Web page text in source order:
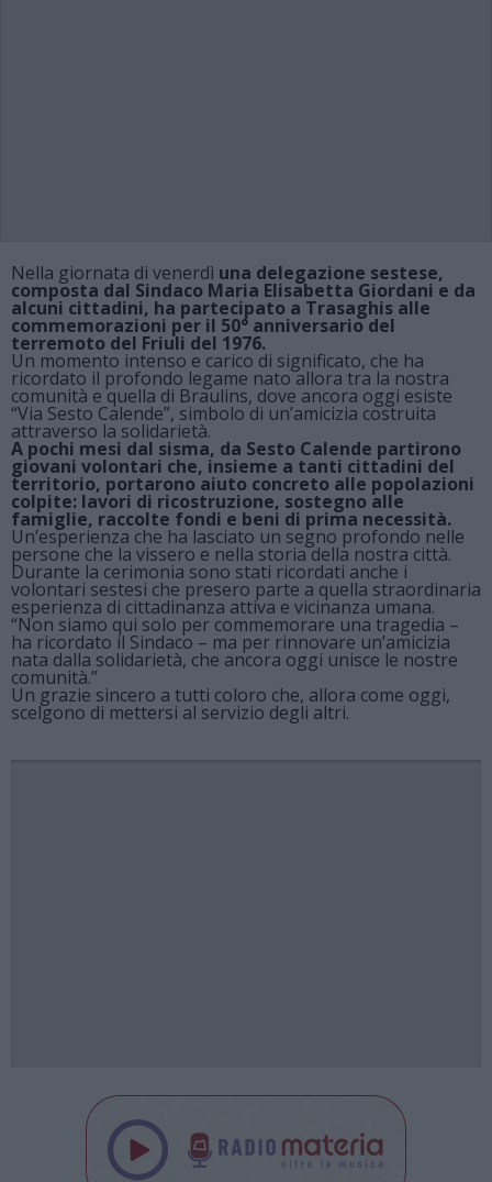
Nella giornata di venerdì una delegazione sestese,
composta dal Sindaco Maria Elisabetta Giordani e da
alcuni cittadini, ha partecipato a Trasaghis alle
commemorazioni per il 50° anniversario del
terremoto del Friuli del 1976.
Un momento intenso e carico di significato, che ha
ricordato il profondo legame nato allora tra la nostra
comunità e quella di Braulins, dove ancora oggi esiste
“Via Sesto Calende”, simbolo di un’amicizia costruita
attraverso la solidarietà.
A pochi mesi dal sisma, da Sesto Calende partirono
giovani volontari che, insieme a tanti cittadini del
territorio, portarono aiuto concreto alle popolazioni
colpite: lavori di ricostruzione, sostegno alle
famiglie, raccolte fondi e beni di prima necessità.
Un’esperienza che ha lasciato un segno profondo nelle
persone che la vissero e nella storia della nostra città.
Durante la cerimonia sono stati ricordati anche i
volontari sestesi che presero parte a quella straordinaria
esperienza di cittadinanza attiva e vicinanza umana.
“Non siamo qui solo per commemorare una tragedia –
ha ricordato il Sindaco – ma per rinnovare un’amicizia
nata dalla solidarietà, che ancora oggi unisce le nostre
comunità.”
Un grazie sincero a tutti coloro che, allora come oggi,
scelgono di mettersi al servizio degli altri.